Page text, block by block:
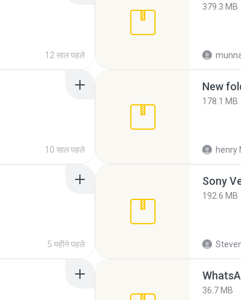
12 साल पहले
379.3 MB
munna
10 साल पहले
New
178.1 MB
henry
5 महीने पहले
192.6 MB
36.7 MB